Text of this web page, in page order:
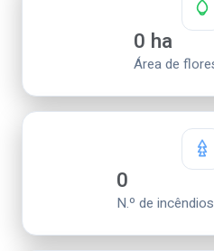
0 ha
Área de
0
N.º de